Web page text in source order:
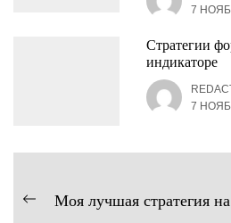
7
Стратегии
индикаторе
7
Навигация
Предыдущая
Моя лучшая стратегия